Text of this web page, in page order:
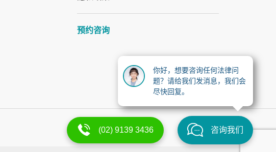
你好，想要咨询任何法律问
题？请给我们发消息，我们会
尽快回复。
咨询我们
(02) 9139 3436
预约咨询